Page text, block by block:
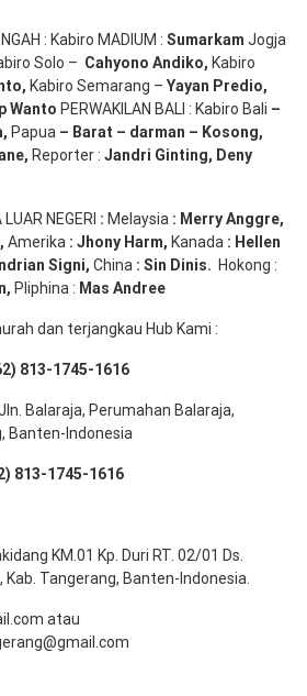
: Kabiro MADIUM : Sumarkam Jogja
Solo – Cahyono Andiko, Kabiro
, Kabiro Semarang – Yayan Predio,
Wanto PERWAKILAN BALI : Kabiro Bali –
, Papua – Barat – darman – Kosong,
, Reporter : Jandri Ginting, Deny
NEGERI : Melaysia : MerryAnggre,
Amerika : Jhony Harm, Kanada : Hellen
Signi, China : Sin Dinis. Hokong :
Pliphina : Mas Andree
dan terjangkau Hub Kami :
813-1745-1616
Balaraja, Perumahan Balaraja,
Banten-Indonesia
813-1745-1616
KM.01 Kp. Duri RT. 02/01 Ds.
Kab. Tangerang, Banten-Indonesia.
atau